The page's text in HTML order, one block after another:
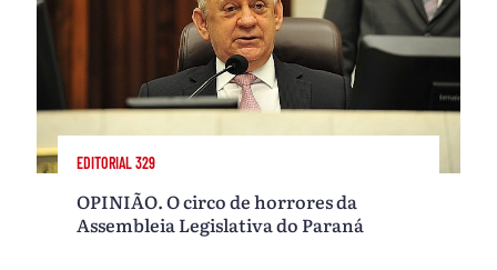
EDITORIAL 329
OPINIÃO. O circo de horrores da
Assembleia Legislativa do Paraná